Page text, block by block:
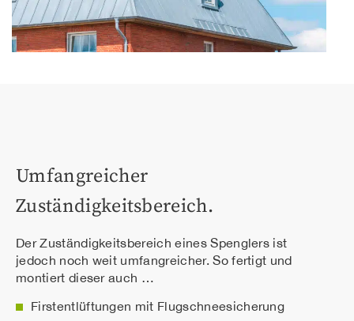
Umfangreicher
Zuständigkeitsbereich.
Der Zuständigkeitsbereich eines Spenglers ist
jedoch noch weit umfangreicher. So fertigt und
montiert dieser auch …
Firstentlüftungen mit Flugschneesicherung